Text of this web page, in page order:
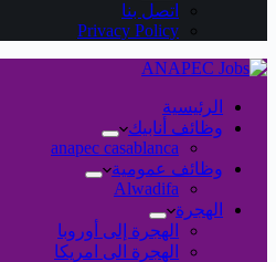
اتصل بنا
Privacy Policy
الرئيسية
وظائف أنابيك
anapec casablanca
وظائف عمومية
Alwadifa
الهجرة
الهجرة إلى أوروبا
الهجرة الى امريكا